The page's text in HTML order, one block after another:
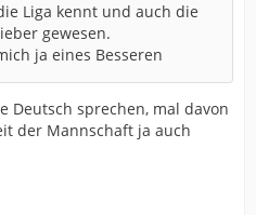
Liga kennt und auch die
gewesen.
ja eines Besseren
Deutsch sprechen, mal davon
der Mannschaft ja auch